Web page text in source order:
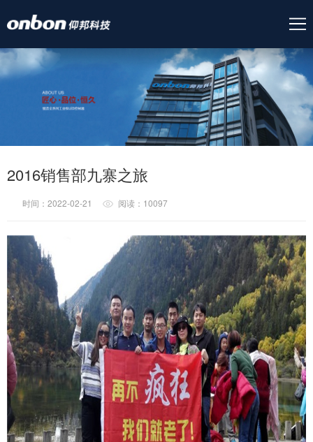
2016销售部九寨之旅
时间：2022-02-21 阅读：10097